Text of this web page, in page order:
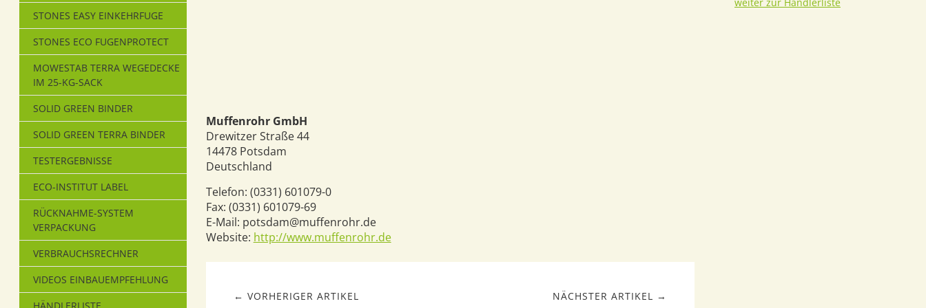
STONES EASY EINKEHRFUGE
STONES ECO FUGENPROTECT
MOWESTAB TERRA WEGEDECKE
IM 25-KG-SACK
SOLID GREEN BINDER
SOLID GREEN TERRA BINDER
TESTERGEBNISSE
ECO-INSTITUT LABEL
RÜCKNAHME-SYSTEM
VERPACKUNG
VERBRAUCHSRECHNER
VIDEOS EINBAUEMPFEHLUNG
Muffenrohr GmbH
Drewitzer Straße 44
14478 Potsdam
Deutschland
Telefon: (0331) 601079-0
Fax: (0331) 601079-69
E-Mail: potsdam@muffenrohr.de
Website: http://www.muffenrohr.de
NÄCHSTER ARTIKEL →
← VORHERIGER ARTIKEL